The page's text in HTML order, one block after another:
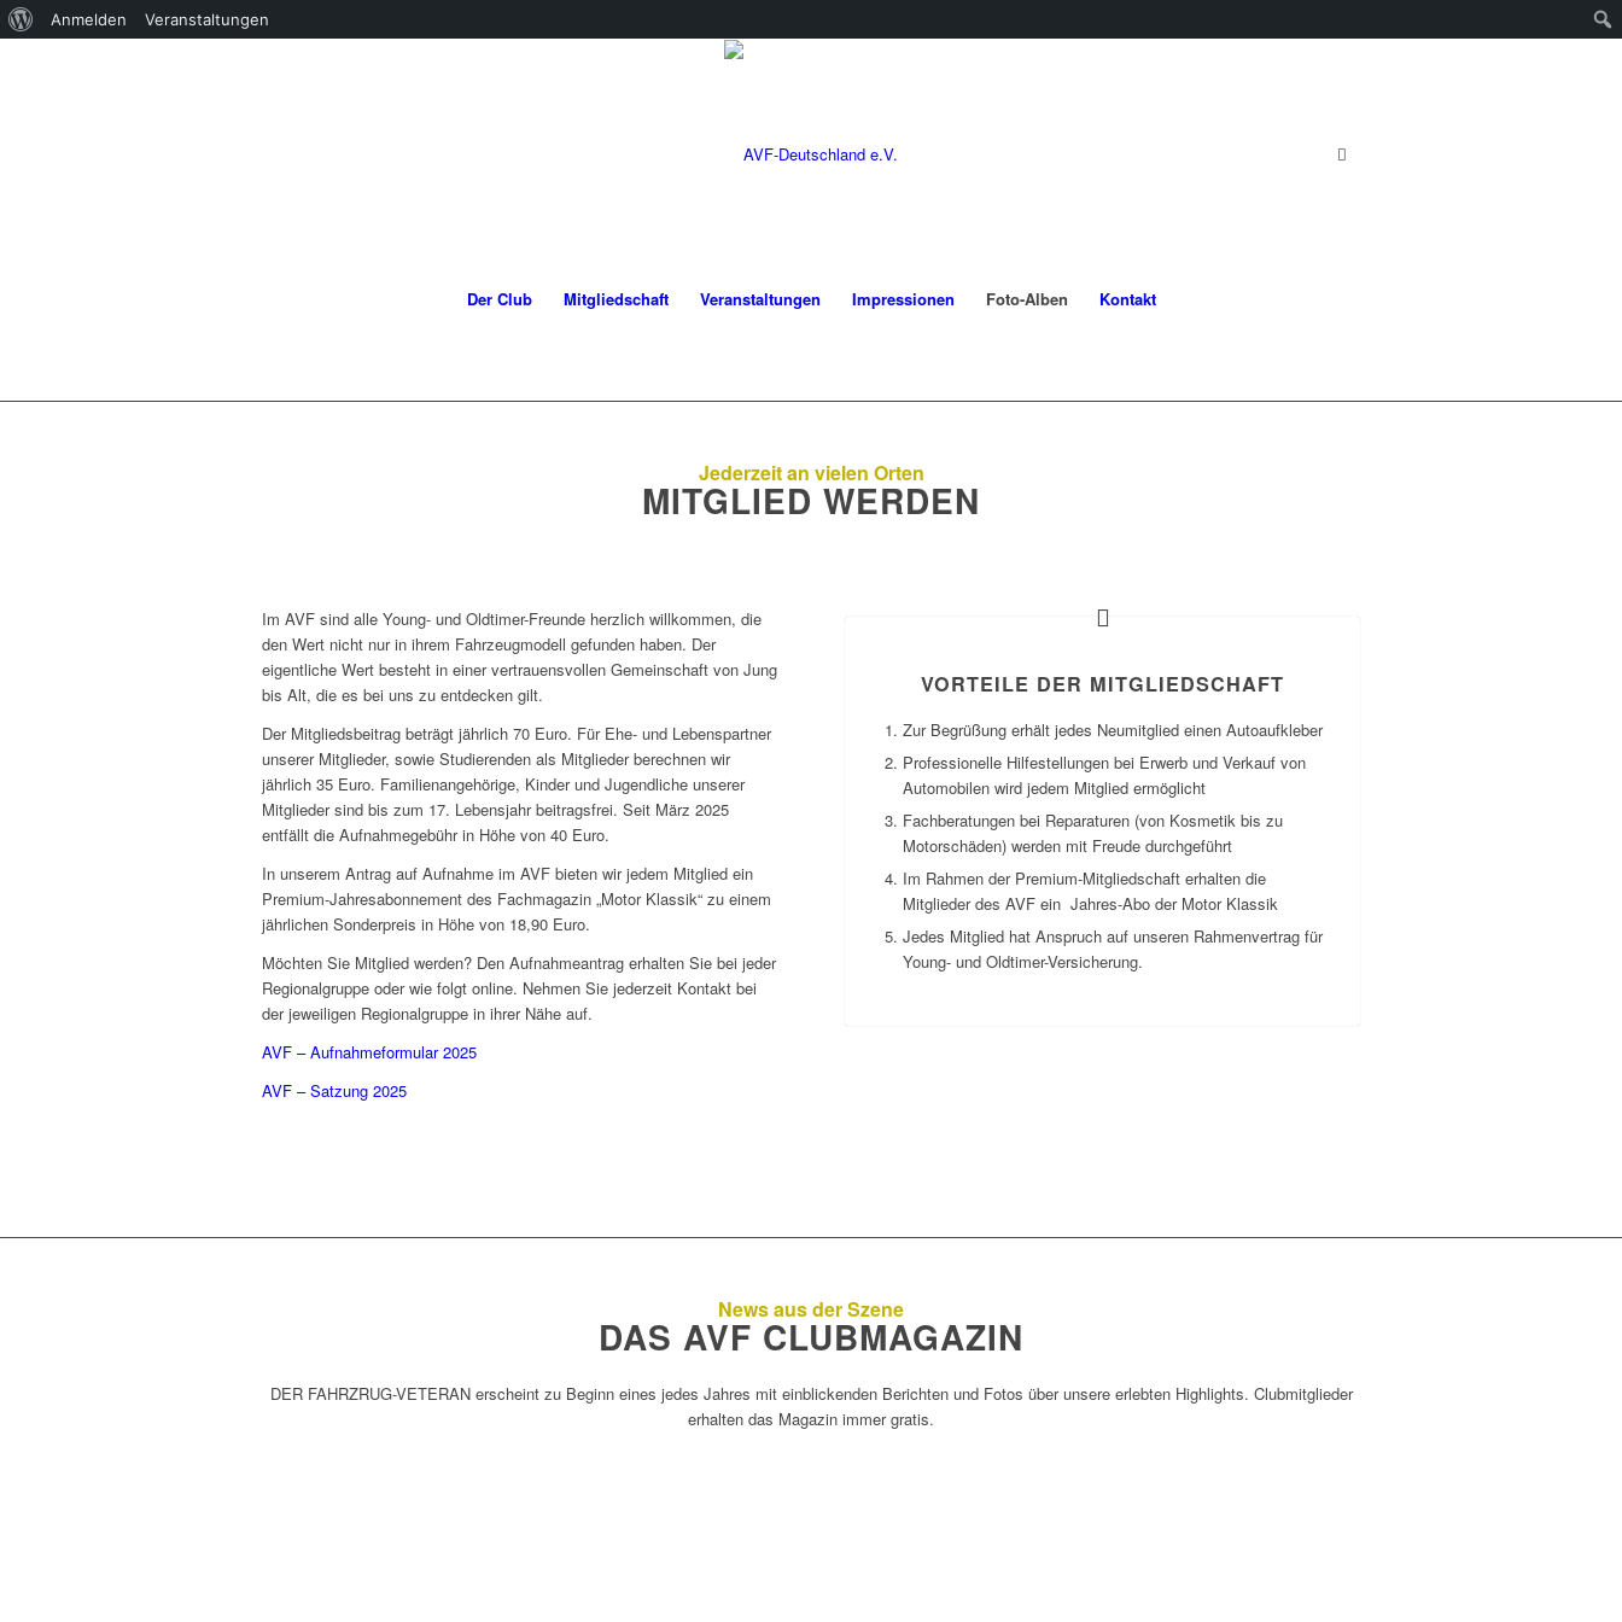
Über
Anmelden Veranstaltungen
Der Club Mitgliedschaft Veranstaltungen Impressionen Foto-Alben Kontakt
Jederzeit an vielen Orten
MITGLIED WERDEN
Im AVF sind alle Young- und Oldtimer-Freunde herzlich willkommen, die
den Wert nicht nur in ihrem Fahrzeugmodell gefunden haben. Der
eigentliche Wert besteht in einer vertrauensvollen Gemeinschaft von Jung
bis Alt, die es bei uns zu entdecken gilt.
Der Mitgliedsbeitrag beträgt jährlich 70 Euro. Für Ehe- und Lebenspartner
unserer Mitglieder, sowie Studierenden als Mitglieder berechnen wir
jährlich 35 Euro. Familienangehörige, Kinder und Jugendliche unserer
Mitglieder sind bis zum 17. Lebensjahr beitragsfrei. Seit März 2025
entfällt die Aufnahmegebühr in Höhe von 40 Euro.
In unserem Antrag auf Aufnahme im AVF bieten wir jedem Mitglied ein
Premium-Jahresabonnement des Fachmagazin „Motor Klassik“ zu einem
jährlichen Sonderpreis in Höhe von 18,90 Euro.
Möchten Sie Mitglied werden? Den Aufnahmeantrag erhalten Sie bei jeder
Regionalgruppe oder wie folgt online. Nehmen Sie jederzeit Kontakt bei
der jeweiligen Regionalgruppe in ihrer Nähe auf.
AVF – Aufnahmeformular 2025
AVF – Satzung 2025
VORTEILE DER MITGLIEDSCHAFT
Zur Begrüßung erhält jedes Neumitglied einen Autoaufkleber
Professionelle Hilfestellungen bei Erwerb und Verkauf von
Automobilen wird jedem Mitglied ermöglicht
Fachberatungen bei Reparaturen (von Kosmetik bis zu
Motorschäden) werden mit Freude durchgeführt
Im Rahmen der Premium-Mitgliedschaft erhalten die
Mitglieder des AVF ein Jahres-Abo der Motor Klassik
Jedes Mitglied hat Anspruch auf unseren Rahmenvertrag für
Young- und Oldtimer-Versicherung.
News aus der Szene
DAS AVF CLUBMAGAZIN
DER FAHRZRUG-VETERAN erscheint zu Beginn eines jedes Jahres mit einblickenden Berichten und Fotos über unsere erlebten Highlights. Clubmitglieder
erhalten das Magazin immer gratis.